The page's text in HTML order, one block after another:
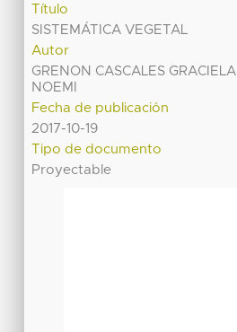
Título
SISTEMÁTICA VEGETAL
Autor
GRENON CASCALES GRACIELA
NOEMI
Fecha de publicación
2017-10-19
Tipo de documento
Proyectable